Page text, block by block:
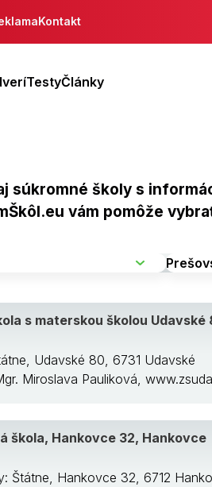
Kontakt
TestyČlánky
súkromné školy s
vám pomôže
s materskou školou Udavské
Udavské 80, 6731 Udavské
Miroslava Pauliková,
škola, Hankovce 32, Hankovce
Štátne, Hankovce 32, 6712